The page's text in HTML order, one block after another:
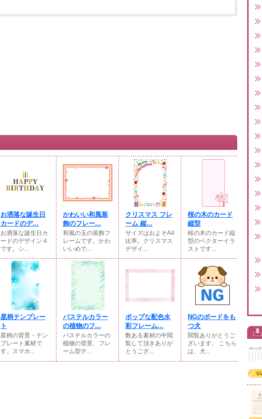
お洒落な誕生日
カードのデ...
お洒落な誕生日カ
ードのデザイン４
です。シ...
かわいい和風装
飾のフレー...
和風の玉の装飾フ
レームです。かわ
いいめで...
クリスマス フレ
ーム 縦...
サイズはおよそA4
比率。クリスマス
デザイ...
桜の木のカード
縦型
桜の木のカード縦
型のベクターイラ
ストです...
星柄テンプレー
ト
星柄の背景・テン
プレート素材で
す。スマホ...
パステルカラー
の植物のフ...
パステルカラーの
植物の背景、フレ
ーム型テ...
ポップな配色水
彩フレーム...
数ある素材の中閲
覧して頂きありが
とうござ...
NGのボードをも
つ犬
閲覧ありがとうご
ざいます。 こちら
は、犬...